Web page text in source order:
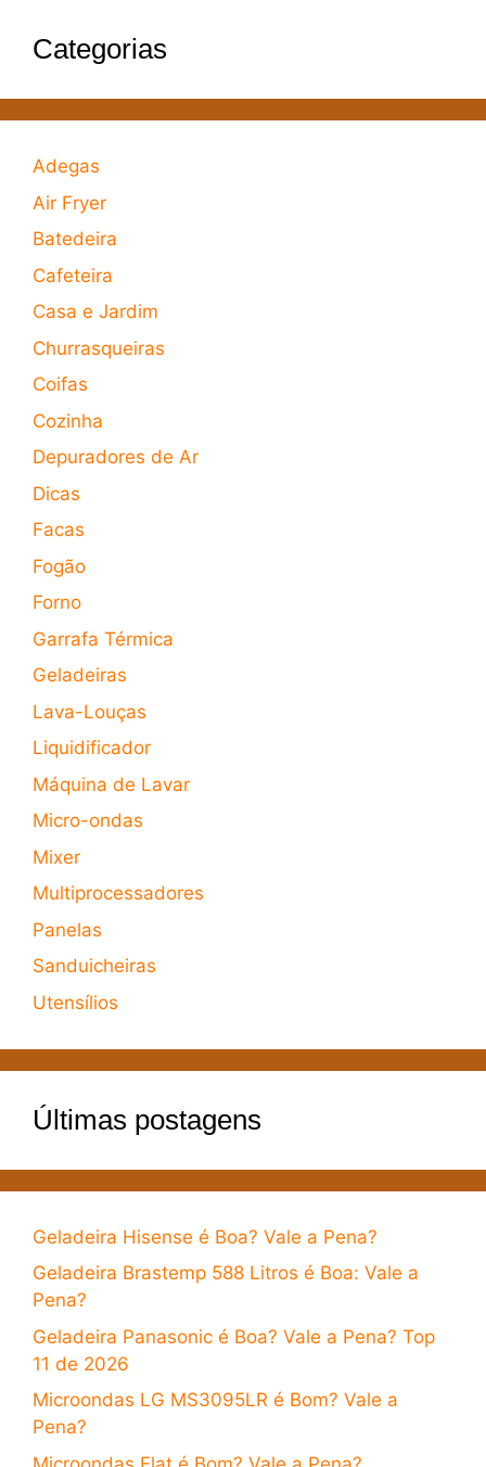
Categorias
Adegas
Air Fryer
Batedeira
Cafeteira
Casa e Jardim
Churrasqueiras
Coifas
Cozinha
Depuradores de Ar
Dicas
Facas
Fogão
Forno
Garrafa Térmica
Geladeiras
Lava-Louças
Liquidificador
Máquina de Lavar
Micro-ondas
Mixer
Multiprocessadores
Panelas
Sanduicheiras
Utensílios
Últimas postagens
Geladeira Hisense é Boa? Vale a Pena?
Geladeira Brastemp 588 Litros é Boa: Vale a
Pena?
Geladeira Panasonic é Boa? Vale a Pena? Top
11 de 2026
Microondas LG MS3095LR é Bom? Vale a
Pena?